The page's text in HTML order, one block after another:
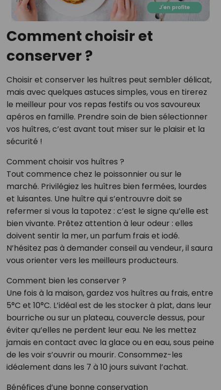
Comment choisir et
conserver ?
Choisir et conserver les huîtres peut sembler délicat,
mais avec quelques astuces simples, vous en tirerez
le meilleur pour vos repas festifs ou vos savoureux
apéros en famille. Prendre soin de bien sélectionner
vos huîtres, c’est avant tout miser sur le plaisir et la
sécurité !
Comment choisir vos huîtres ?
Tout commence chez le poissonnier ou sur le
marché. Privilégiez les huîtres bien fermées, lourdes
et luisantes. Une huître qui s’entrouvre doit se
refermer si vous la tapotez : c’est le signe qu’elle est
bien vivante. Prêtez attention à leur odeur : elles
doivent sentir la mer, un parfum frais et iodé.
N’hésitez pas à demander conseil au vendeur, il saura
vous orienter vers les meilleurs producteurs.
Comment bien les conserver ?
Une fois à la maison, gardez vos huîtres au frais, entre
5°C et 10°C. L’idéal est de les stocker à plat, dans leur
bourriche ou sur un plateau, couvercle dessus, pour
éviter qu’elles ne perdent leur eau. Ne les mettez
jamais en contact avec la glace ou en eau, sous peine
de les voir s’ouvrir ou mourir. Consommez-les
idéalement dans les 7 à 10 jours suivant l’achat.
Bénéfices d’une bonne conservation